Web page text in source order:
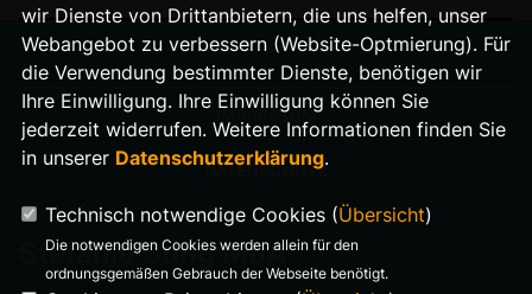
IMPRESSUM
DATENSCHUTZ
Stefanie Bung MdA
wir Dienste von Drittanbietern, die uns helfen, unser
Webangebot zu verbessern (Website-Optmierung). Für
die Verwendung bestimmter Dienste, benötigen wir
Ihre Einwilligung. Ihre Einwilligung können Sie
jederzeit widerrufen. Weitere Informationen finden Sie
in unserer Datenschutzerklärung.
Technisch notwendige Cookies (Übersicht)
Die notwendigen Cookies werden allein für den
ordnungsgemäßen Gebrauch der Webseite benötigt.